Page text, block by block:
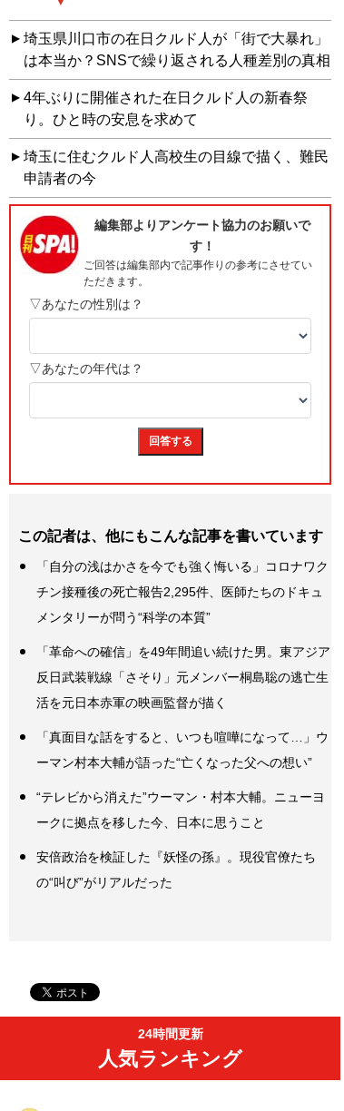
埼玉県川口市の在日クルド人が「街で大暴れ」
は本当か？SNSで繰り返される人種差別の真相
4年ぶりに開催された在日クルド人の新春祭
り。ひと時の安息を求めて
埼玉に住むクルド人高校生の目線で描く、難民
申請者の今
この記者は、他にもこんな記事を書いています
「自分の浅はかさを今でも強く悔いる」コロナワク
チン接種後の死亡報告2,295件、医師たちのドキュ
メンタリーが問う“科学の本質”
「革命への確信」を49年間追い続けた男。東アジア
反日武装戦線「さそり」元メンバー桐島聡の逃亡生
活を元日本赤軍の映画監督が描く
「真面目な話をすると、いつも喧嘩になって…」ウ
ーマン村本大輔が語った“亡くなった父への想い”
“テレビから消えた”ウーマン・村本大輔。ニューヨ
ークに拠点を移した今、日本に思うこと
安倍政治を検証した『妖怪の孫』。現役官僚たち
の“叫び”がリアルだった
24時間更新
人気ランキング